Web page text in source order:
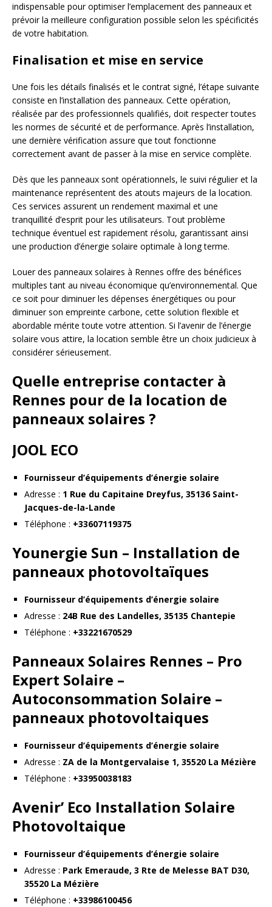
indispensable pour optimiser l’emplacement des panneaux et
prévoir la meilleure configuration possible selon les spécificités
de votre habitation.
Finalisation et mise en service
Une fois les détails finalisés et le contrat signé, l’étape suivante
consiste en l’installation des panneaux. Cette opération,
réalisée par des professionnels qualifiés, doit respecter toutes
les normes de sécurité et de performance. Après l’installation,
une dernière vérification assure que tout fonctionne
correctement avant de passer à la mise en service complète.
Dès que les panneaux sont opérationnels, le suivi régulier et la
maintenance représentent des atouts majeurs de la location.
Ces services assurent un rendement maximal et une
tranquillité d’esprit pour les utilisateurs. Tout problème
technique éventuel est rapidement résolu, garantissant ainsi
une production d’énergie solaire optimale à long terme.
Louer des panneaux solaires à Rennes offre des bénéfices
multiples tant au niveau économique qu’environnemental. Que
ce soit pour diminuer les dépenses énergétiques ou pour
diminuer son empreinte carbone, cette solution flexible et
abordable mérite toute votre attention. Si l’avenir de l’énergie
solaire vous attire, la location semble être un choix judicieux à
considérer sérieusement.
Quelle entreprise contacter à
Rennes pour de la location de
panneaux solaires ?
JOOL ECO
Fournisseur d’équipements d’énergie solaire
Adresse : 1 Rue du Capitaine Dreyfus, 35136 Saint-
Jacques-de-la-Lande
Téléphone : +33607119375
Younergie Sun – Installation de
panneaux photovoltaïques
Fournisseur d’équipements d’énergie solaire
Adresse : 24B Rue des Landelles, 35135 Chantepie
Téléphone : +33221670529
Panneaux Solaires Rennes – Pro
Expert Solaire –
Autoconsommation Solaire –
panneaux photovoltaiques
Fournisseur d’équipements d’énergie solaire
Adresse : ZA de la Montgervalaise 1, 35520 La Mézière
Téléphone : +33950038183
Avenir’ Eco Installation Solaire
Photovoltaique
Fournisseur d’équipements d’énergie solaire
Adresse : Park Emeraude, 3 Rte de Melesse BAT D30,
35520 La Mézière
Téléphone : +33986100456